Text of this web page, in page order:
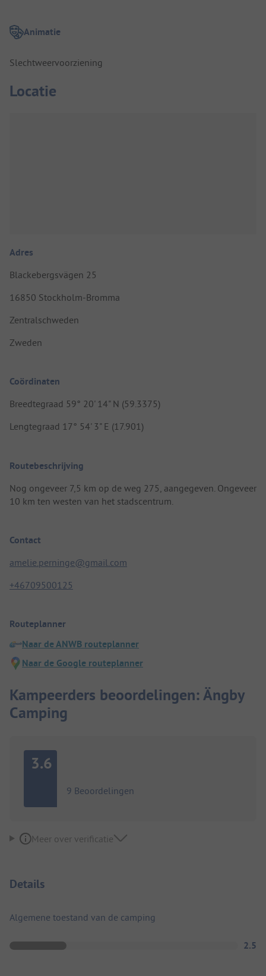
Animatie
Slechtweervoorziening
Locatie
Adres
Blackebergsvägen 25
16850 Stockholm-Bromma
Zentralschweden
Zweden
Coördinaten
Breedtegraad 59° 20' 14" N (59.3375)
Lengtegraad 17° 54' 3" E (17.901)
Routebeschrijving
Nog ongeveer 7,5 km op de weg 275, aangegeven. Ongeveer
10 km ten westen van het stadscentrum.
Contact
amelie.perninge@gmail.com
+46709500125
Routeplanner
Naar de ANWB routeplanner
Naar de Google routeplanner
Kampeerders beoordelingen: Ängby
Camping
3.6
9 Beoordelingen
Meer over verificatie
Details
Algemene toestand van de camping
2.5